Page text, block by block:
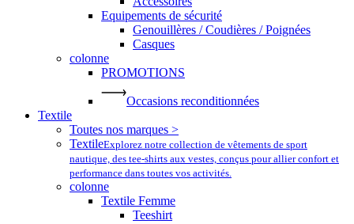
Equipements de sécurité
Genouillères / Coudières / Poignées
Casques
colonne
PROMOTIONS
Occasions reconditionnées
Textile
Toutes nos marques >
TextileExplorez notre collection de vêtements de sport
nautique, des tee-shirts aux vestes, conçus pour allier confort et
performance dans toutes vos activités.
colonne
Textile Femme
Teeshirt